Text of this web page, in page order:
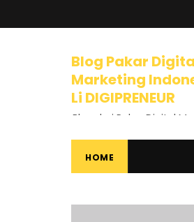
Blog Pakar
Marketing
Li DIGIPRENEUR
Blog dari Pakar Digital
banyak tips dan
Bisnis Online, Dunia
HOME